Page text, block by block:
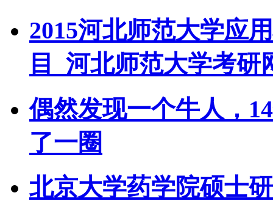
2015河北师范大学应
目_河北师范大学考研
偶然发现一个牛人，
了一圈
北京大学药学院硕士